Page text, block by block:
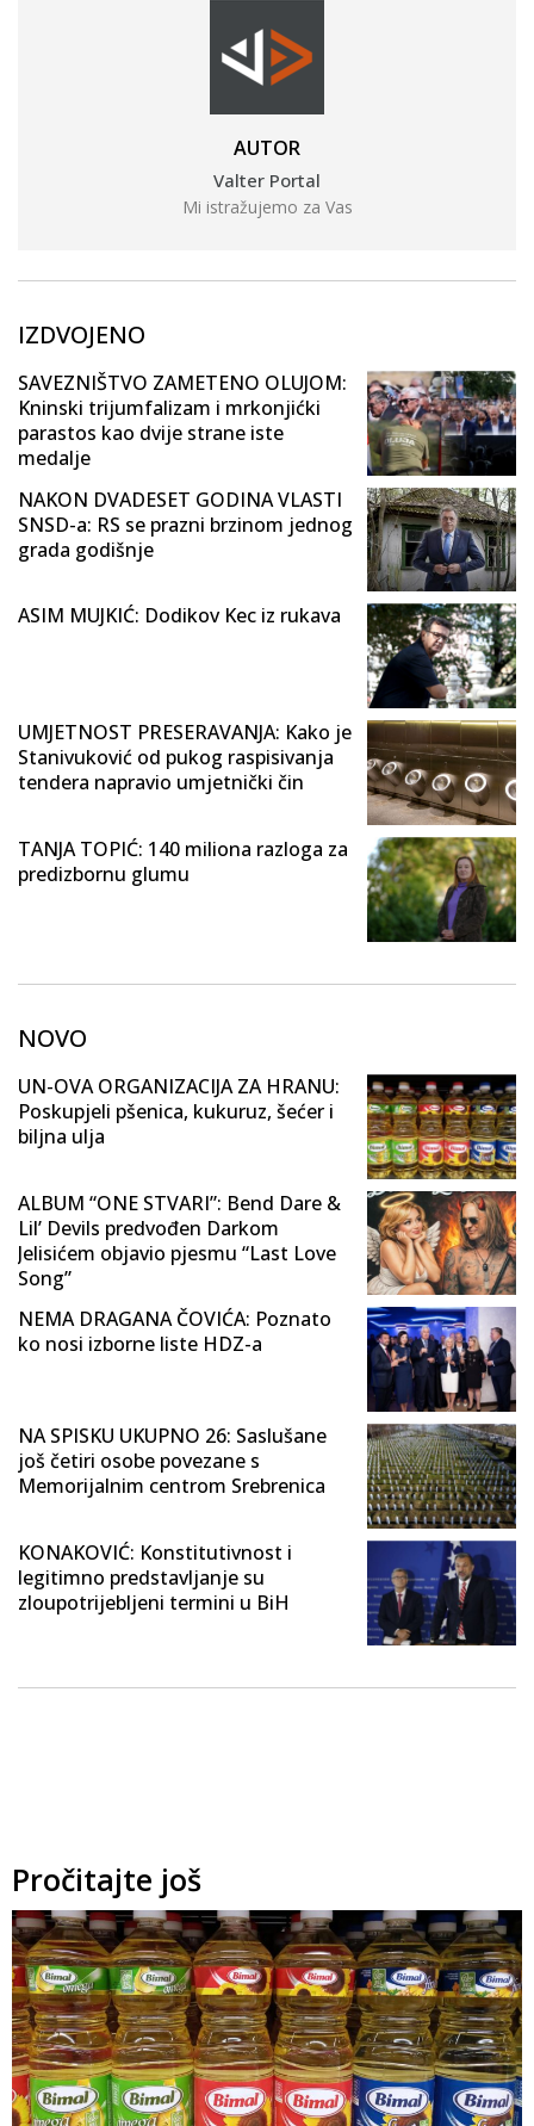
AUTOR
Valter Portal
Mi istražujemo za Vas
IZDVOJENO
SAVEZNIŠTVO ZAMETENO OLUJOM:
Kninski trijumfalizam i mrkonjićki
parastos kao dvije strane iste
medalje
NAKON DVADESET GODINA VLASTI
SNSD-a: RS se prazni brzinom jednog
grada godišnje
ASIM MUJKIĆ: Dodikov Kec iz rukava
UMJETNOST PRESERAVANJA: Kako je
Stanivuković od pukog raspisivanja
tendera napravio umjetnički čin
TANJA TOPIĆ: 140 miliona razloga za
predizbornu glumu
NOVO
UN-OVA ORGANIZACIJA ZA HRANU:
Poskupjeli pšenica, kukuruz, šećer i
biljna ulja
ALBUM “ONE STVARI”: Bend Dare &
Lil’ Devils predvođen Darkom
Jelisićem objavio pjesmu “Last Love
Song”
NEMA DRAGANA ČOVIĆA: Poznato
ko nosi izborne liste HDZ-a
NA SPISKU UKUPNO 26: Saslušane
još četiri osobe povezane s
Memorijalnim centrom Srebrenica
KONAKOVIĆ: Konstitutivnost i
legitimno predstavljanje su
zloupotrijebljeni termini u BiH
Pročitajte još